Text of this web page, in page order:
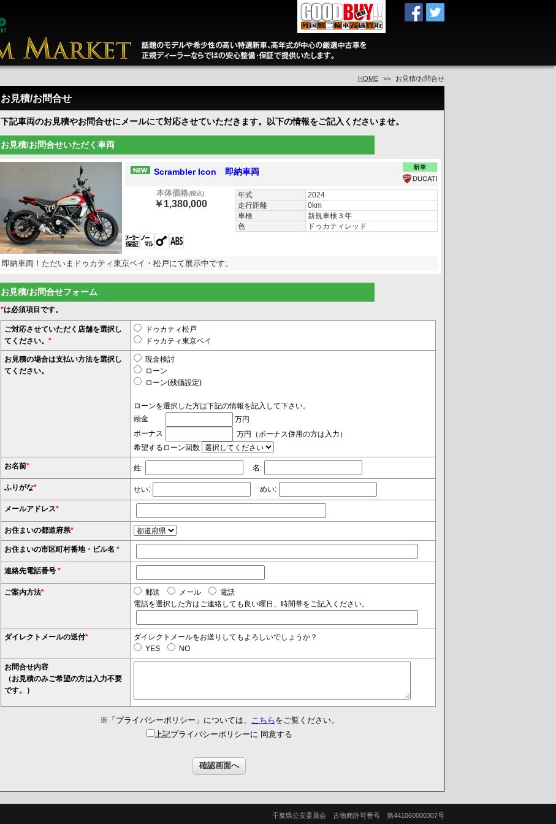
HOME お見積/お問合せ
お見積/お問合せ
下記車両のお見積やお問合せにメールにて対応させていただきます。以下の情報をご記入くださいませ。
お見積/お問合せいただく車両
Scrambler Icon 即納車両
本体価格(税込)
￥1,380,000
年式
2024
走行距離
0km
車検
新規車検３年
色
ドゥカティレッド
即納車両！ただいまドゥカティ東京ベイ・松戸にて展示中です。
お見積/お問合せフォーム
*は必須項目です。
ご対応させていただく店舗を選択し
てください。 *
ドゥカティ松戸
ドゥカティ東京ベイ
お見積の場合は支払い方法を選択し
てください。
現金検討
ローン
ローン(残価設定)
ローンを選択した方は下記の情報を記入して下さい。
頭金
万円
ボーナス
万円（ボーナス併用の方は入力）
希望するローン回数
お名前* 姓: 名:
ふりがな* せい: めい:
メールアドレス*
お住まいの都道府県*
お住まいの市区町村番地・ビル名 *
連絡先電話番号 *
ご案内方法* 郵送 メール
電話
電話を選択した方はご連絡しても良い曜日、時間帯をご記入ください。
ダイレクトメールの送付*
ダイレクトメールをお送りしてもよろしいでしょうか？
YES
NO
お問合せ内容
（お見積のみご希望の方は入力不要
です。）
※「プライバシーポリシー」については、 こちら をご覧ください。
上記プライバシーポリシーに 同意する
千葉県公安委員会 古物商許可番号 第441060000307号